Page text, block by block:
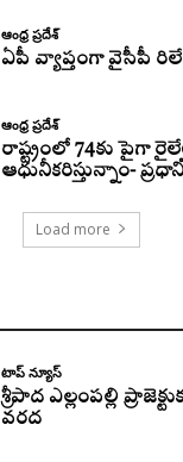
ఆంధ్ర ప్రదేశ్
ఏపీ వ్యాప్తంగా వైసీపీ రిలే
ఆంధ్ర ప్రదేశ్
రాష్ట్రంలో 74కు పైగా
ఆధునీకరిస్తున్నాం-
Load more
టాప్ న్యూస్
శ్రీపాద ఎల్లంపల్లి
వరద